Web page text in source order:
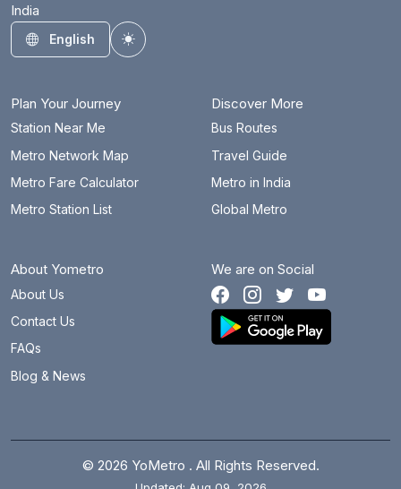
India
English
Toggle theme
Plan Your Journey
Station Near Me
Metro Network Map
Metro Fare Calculator
Metro Station List
Discover More
Bus Routes
Travel Guide
Metro in India
Global Metro
About Yometro
About Us
Contact Us
FAQs
Blog & News
We are on Social
© 2026 YoMetro . All Rights Reserved.